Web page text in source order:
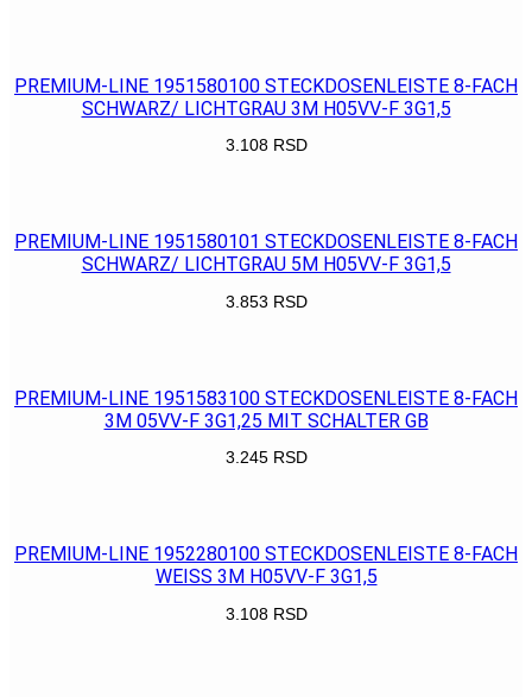
PREMIUM-LINE 1951580100 STECKDOSENLEISTE 8-FACH
SCHWARZ/ LICHTGRAU 3M H05VV-F 3G1,5
3.108 RSD
PREMIUM-LINE 1951580101 STECKDOSENLEISTE 8-FACH
SCHWARZ/ LICHTGRAU 5M H05VV-F 3G1,5
3.853 RSD
PREMIUM-LINE 1951583100 STECKDOSENLEISTE 8-FACH
3M 05VV-F 3G1,25 MIT SCHALTER GB
3.245 RSD
PREMIUM-LINE 1952280100 STECKDOSENLEISTE 8-FACH
WEISS 3M H05VV-F 3G1,5
3.108 RSD